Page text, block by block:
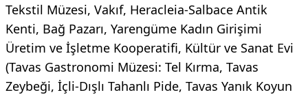
Tekstil Müzesi, Vakıf, Heracleia-Salbace Antik
Kenti, Bağ Pazarı, Yarengüme Kadın Girişimi
Üretim ve İşletme Kooperatifi, Kültür ve Sanat Evi
(Tavas Gastronomi Müzesi: Tel Kırma, Tavas
Zeybeği, İçli-Dışlı Tahanlı Pide, Tavas Yanık Koyun